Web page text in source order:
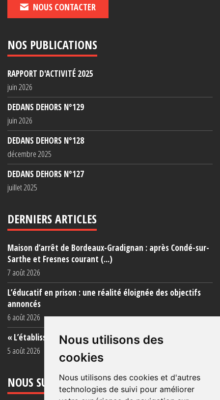
Nous utilisons des
cookies
Nous utilisons des cookies et d'autres
technologies de suivi pour améliorer
NOUS CONTACTER
NOS PUBLICATIONS
RAPPORT D'ACTIVITÉ 2025
juin 2026
DEDANS DEHORS N°129
juin 2026
DEDANS DEHORS N°128
décembre 2025
DEDANS DEHORS N°127
juillet 2025
DERNIERS ARTICLES
Maison d’arrêt de Bordeaux-Gradignan : après Condé-sur-
Sarthe et Fresnes courant (...)
7 août 2026
L’éducatif en prison : une réalité éloignée des objectifs
annoncés
6 août 2026
« L’établissement est une porcherie totale »
5 août 2026
NOUS SUIVRE